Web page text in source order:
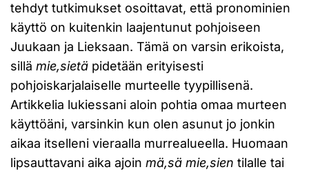
tehdyt tutkimukset osoittavat, että pronominien
käyttö on kuitenkin laajentunut pohjoiseen
Juukaan ja Lieksaan. Tämä on varsin erikoista,
sillä mie,sietä pidetään erityisesti
pohjoiskarjalaiselle murteelle tyypillisenä.
Artikkelia lukiessani aloin pohtia omaa murteen
käyttöäni, varsinkin kun olen asunut jo jonkin
aikaa itselleni vieraalla murrealueella. Huomaan
lipsauttavani aika ajoin mä,sä mie,sien tilalle tai